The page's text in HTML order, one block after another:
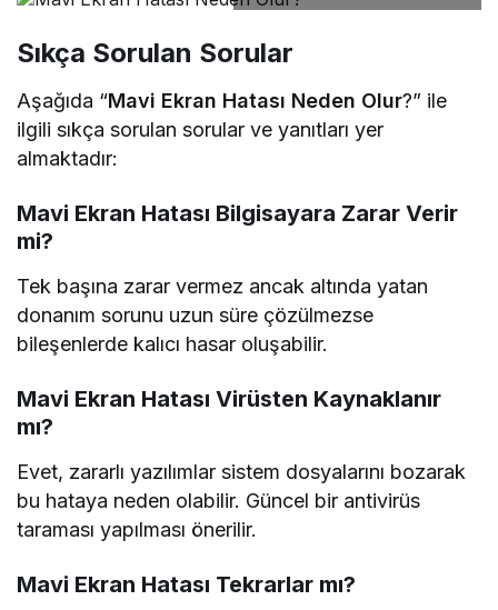
Sıkça Sorulan Sorular
Aşağıda “Mavi Ekran Hatası Neden Olur?” ile
ilgili sıkça sorulan sorular ve yanıtları yer
almaktadır:
Mavi Ekran Hatası Bilgisayara Zarar Verir
mi?
Tek başına zarar vermez ancak altında yatan
donanım sorunu uzun süre çözülmezse
bileşenlerde kalıcı hasar oluşabilir.
Mavi Ekran Hatası Virüsten Kaynaklanır
mı?
Evet, zararlı yazılımlar sistem dosyalarını bozarak
bu hataya neden olabilir. Güncel bir antivirüs
taraması yapılması önerilir.
Mavi Ekran Hatası Tekrarlar mı?